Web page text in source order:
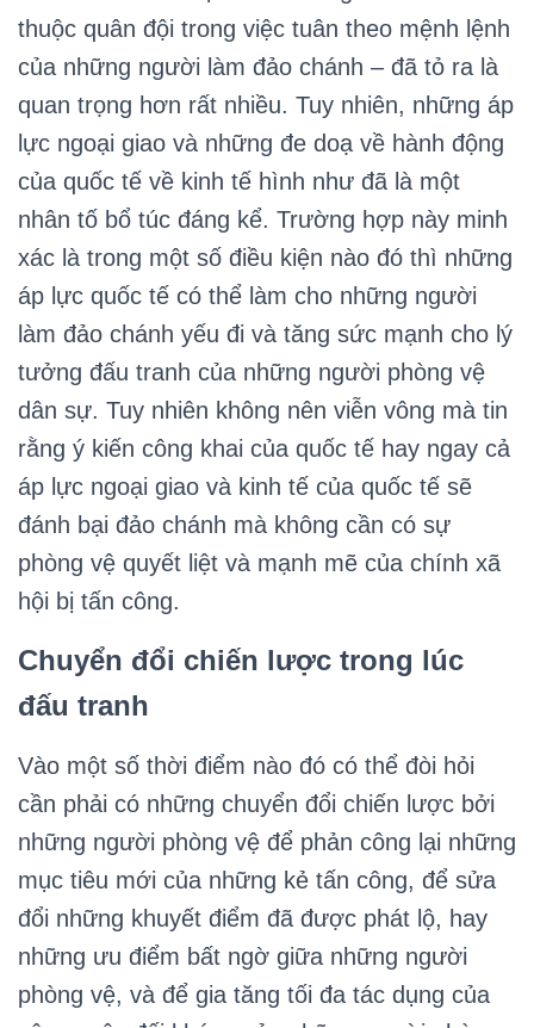
thuộc quân đội trong việc tuân theo mệnh lệnh
của những người làm đảo chánh – đã tỏ ra là
quan trọng hơn rất nhiều. Tuy nhiên, những áp
lực ngoại giao và những đe doạ về hành động
của quốc tế về kinh tế hình như đã là một
nhân tố bổ túc đáng kể. Trường hợp này minh
xác là trong một số điều kiện nào đó thì những
áp lực quốc tế có thể làm cho những người
làm đảo chánh yếu đi và tăng sức mạnh cho lý
tưởng đấu tranh của những người phòng vệ
dân sự. Tuy nhiên không nên viễn vông mà tin
rằng ý kiến công khai của quốc tế hay ngay cả
áp lực ngoại giao và kinh tế của quốc tế sẽ
đánh bại đảo chánh mà không cần có sự
phòng vệ quyết liệt và mạnh mẽ của chính xã
hội bị tấn công.
Chuyển đổi chiến lược trong lúc
đấu tranh
Vào một số thời điểm nào đó có thể đòi hỏi
cần phải có những chuyển đổi chiến lược bởi
những người phòng vệ để phản công lại những
mục tiêu mới của những kẻ tấn công, để sửa
đổi những khuyết điểm đã được phát lộ, hay
những ưu điểm bất ngờ giữa những người
phòng vệ, và để gia tăng tối đa tác dụng của